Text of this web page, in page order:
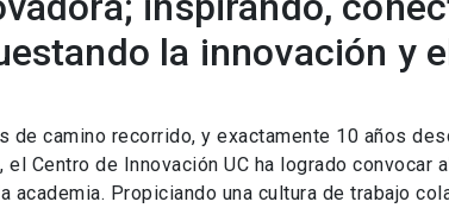
la innovación y
de camino recorrido, y exactamente 10 años
el Centro de Innovación UC ha logrado convocar
academia. Propiciando una cultura de trabajo